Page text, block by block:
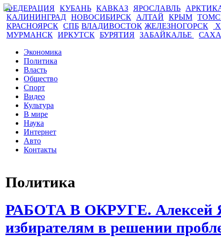
ФЕДЕРАЦИЯ КУБАНЬ КАВКАЗ ЯРОСЛАВЛЬ
КАЛИНИНГРАД НОВОСИБИРСК АЛТАЙ КРЫМ
КРАСНОЯРСК СПБ ВЛАДИВОСТОК ЖЕЛЕЗНОГОРСК
МУРМАНСК ИРКУТСК БУРЯТИЯ ЗАБАЙКАЛЬЕ САХА
Экономика
Политика
Власть
Общество
Спорт
Видео
Культура
В мире
Наука
Интернет
Авто
Контакты
Политика
РАБОТА В ОКРУГЕ. Алексей
избирателям в решении